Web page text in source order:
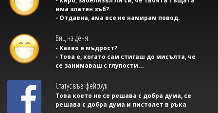
има златен зъб?
- Отдавна, ама все не намирам повод.
Виц на деня
- Какво е мъдрост?
- Това е, когато сам стигаш до мисълта, че
се занимаваш с глупости...
Статус във фейсбук
Това което не се решава с добра дума, се
решава с добра дума и пистолет в ръка